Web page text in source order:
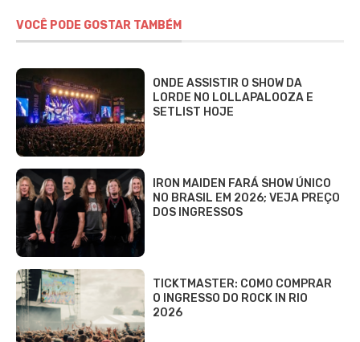
VOCÊ PODE GOSTAR TAMBÉM
ONDE ASSISTIR O SHOW DA
LORDE NO LOLLAPALOOZA E
SETLIST HOJE
IRON MAIDEN FARÁ SHOW ÚNICO
NO BRASIL EM 2026; VEJA PREÇO
DOS INGRESSOS
TICKTMASTER: COMO COMPRAR
O INGRESSO DO ROCK IN RIO
2026